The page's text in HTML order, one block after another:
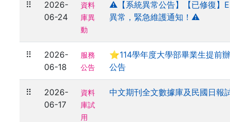
⠿
2026-
06-24
資料
庫異
動
⚠️【系統異常公告】【已修復】
異常，緊急維護通知！⚠️
⠿
2026-
06-18
服務
公告
⭐114學年度大學部畢業生提前
公告
⠿
2026-
06-17
資料
庫試
用
中文期刊全文數據庫及民國日報